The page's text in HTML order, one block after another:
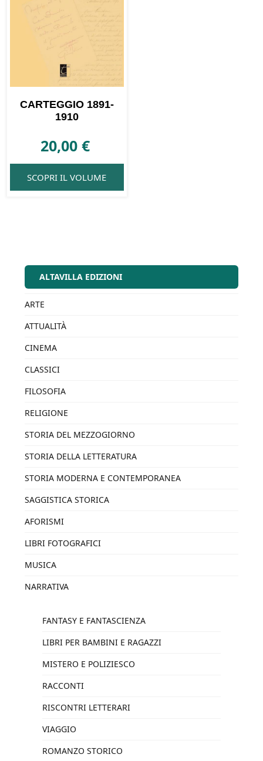
CARTEGGIO 1891-
1910
20,00€
SCOPRI IL VOLUME
ALTAVILLA EDIZIONI
ARTE
ATTUALITÀ
CINEMA
CLASSICI
FILOSOFIA
RELIGIONE
STORIA DEL MEZZOGIORNO
STORIA DELLA LETTERATURA
STORIA MODERNA E CONTEMPORANEA
SAGGISTICA STORICA
AFORISMI
LIBRI FOTOGRAFICI
MUSICA
NARRATIVA
FANTASY E FANTASCIENZA
LIBRI PER BAMBINI E RAGAZZI
MISTERO E POLIZIESCO
RACCONTI
RISCONTRI LETTERARI
VIAGGIO
ROMANZO STORICO